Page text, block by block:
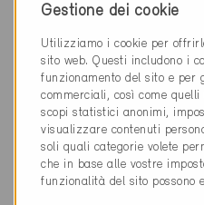
ZH-717-P
Gestione dei cookie
Utilizziamo i cookie per
sito web. Questi includono i
funzionamento del sito e per
commerciali, così come
scopi statistici anonimi,
visualizzare contenuti
soli quali categorie volete
che in base alle vostre
funzionalità del sito possono